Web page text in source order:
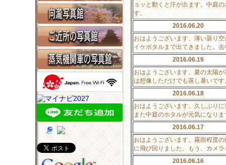
ョッと動くと汗が出ます。中庭
す。
2016.06.20
おはようございます。薄い曇り
イケボタルまで出てきました。
2016.06.19
おはようございます。夏の太陽
は想像しただけでも蒸し暑いで
2016.06.18
おはようございます。久しぶり
また中庭のホタルが元気になり
2016.06.17
おはようございます。霧雨程度
に飛び回りました。もう、カメ
2016.06.16